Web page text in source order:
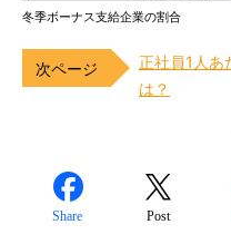
冬季ボーナス支給企業の割合
正社員1人あ
は？
Share Post